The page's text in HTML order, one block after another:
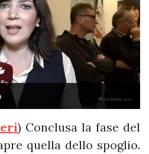
) Conclusa la fase del
quella dello spoglio.